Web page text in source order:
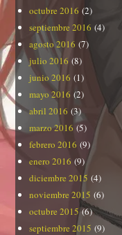
octubre 2016 (2)
septiembre 2016 (4)
agosto 2016 (7)
julio 2016 (8)
junio 2016 (1)
mayo 2016 (2)
abril 2016 (3)
marzo 2016 (5)
febrero 2016 (9)
enero 2016 (9)
diciembre 2015 (4)
noviembre 2015 (6)
octubre 2015(6)
septiembre 2015 (9)